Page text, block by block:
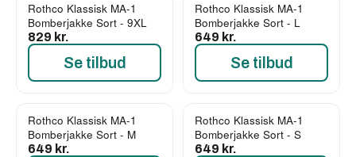
Rothco Klassisk MA-1
Bomberjakke Sort - 9XL
829 kr.
Se tilbud
Rothco Klassisk MA-1
Bomberjakke Sort - L
649 kr.
Se tilbud
Rothco Klassisk MA-1
Bomberjakke Sort - M
649 kr.
Rothco Klassisk MA-1
Bomberjakke Sort - S
649 kr.